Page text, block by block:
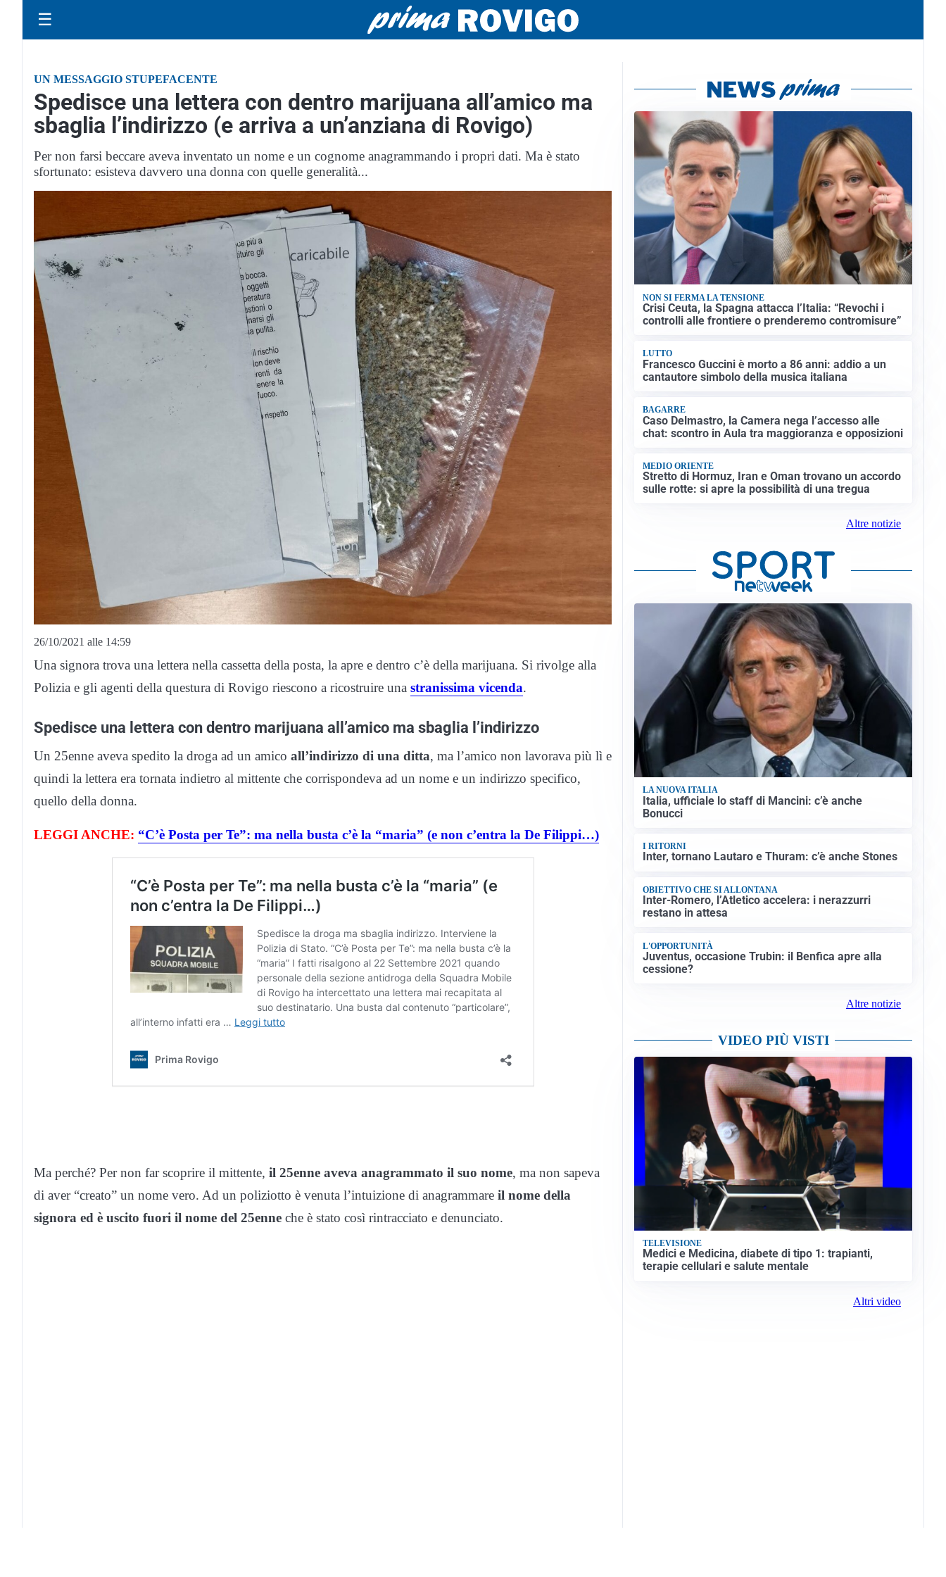
☰
UN MESSAGGIO STUPEFACENTE
Spedisce una lettera con dentro marijuana all’amico ma
sbaglia l’indirizzo (e arriva a un’anziana di Rovigo)
Per non farsi beccare aveva inventato un nome e un cognome anagrammando i propri dati. Ma è stato
sfortunato: esisteva davvero una donna con quelle generalità...
26/10/2021 alle 14:59
Una signora trova una lettera nella cassetta della posta, la apre e dentro c’è della marijuana. Si rivolge alla
Polizia e gli agenti della questura di Rovigo riescono a ricostruire una stranissima vicenda.
Spedisce una lettera con dentro marijuana all’amico ma sbaglia l’indirizzo
Un 25enne aveva spedito la droga ad un amico all’indirizzo di una ditta, ma l’amico non lavorava più lì e
quindi la lettera era tornata indietro al mittente che corrispondeva ad un nome e un indirizzo specifico,
quello della donna.
LEGGI ANCHE: “C’è Posta per Te”: ma nella busta c’è la “maria” (e non c’entra la De Filippi…)
Ma perché? Per non far scoprire il mittente, il 25enne aveva anagrammato il suo nome, ma non sapeva
di aver “creato” un nome vero. Ad un poliziotto è venuta l’intuizione di anagrammare il nome della
signora ed è uscito fuori il nome del 25enne che è stato così rintracciato e denunciato.
NON SI FERMA LA TENSIONE
Crisi Ceuta, la Spagna attacca l’Italia: “Revochi i
controlli alle frontiere o prenderemo contromisure”
LUTTO
Francesco Guccini è morto a 86 anni: addio a un
cantautore simbolo della musica italiana
BAGARRE
Caso Delmastro, la Camera nega l’accesso alle
chat: scontro in Aula tra maggioranza e opposizioni
MEDIO ORIENTE
Stretto di Hormuz, Iran e Oman trovano un accordo
sulle rotte: si apre la possibilità di una tregua
Altre notizie
LA NUOVA ITALIA
Italia, ufficiale lo staff di Mancini: c’è anche
Bonucci
I RITORNI
Inter, tornano Lautaro e Thuram: c’è anche Stones
OBIETTIVO CHE SI ALLONTANA
Inter-Romero, l’Atletico accelera: i nerazzurri
restano in attesa
L'OPPORTUNITÀ
Juventus, occasione Trubin: il Benfica apre alla
cessione?
Altre notizie
VIDEO PIÙ VISTI
TELEVISIONE
Medici e Medicina, diabete di tipo 1: trapianti,
terapie cellulari e salute mentale
Altri video